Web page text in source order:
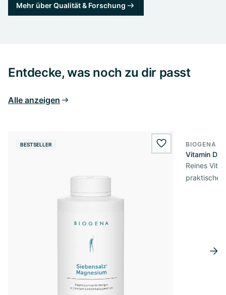
Mehr über Qualität & Forschung
Entdecke, was noch zu dir passt
Alle anzeigen
BESTSELLER wishlist.add
BIOGENA
Vitamin D3
Reines
praktischer